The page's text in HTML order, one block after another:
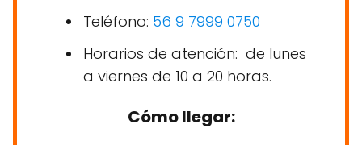
Teléfono: 56 9 7999 0750
Horarios de atención: de lunes
a viernes de 10 a 20 horas.
Cómo llegar: